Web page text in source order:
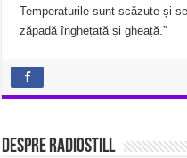
Temperaturile sunt scăzute și
zăpadă înghețată și gheață.”
Despre radiostill